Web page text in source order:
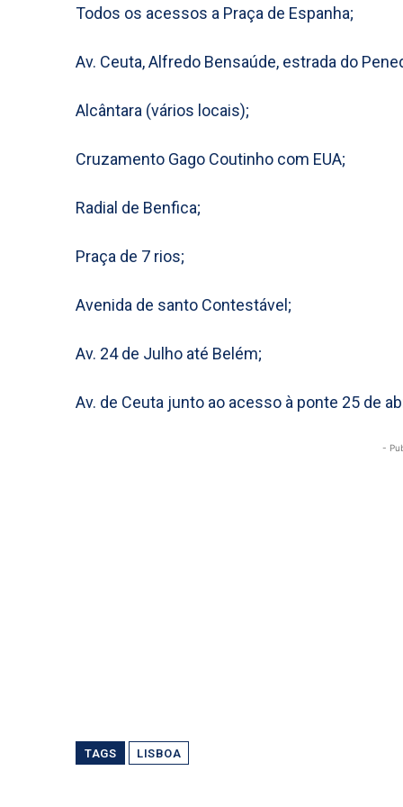
Todos os acessos a Praça de Espanha;
Av. Ceuta, Alfredo Bensaúde, estrada do
Alcântara (vários locais);
Cruzamento Gago Coutinho com EUA;
Radial de Benfica;
Praça de 7 rios;
Avenida de santo Contestável;
Av. 24 de Julho até Belém;
Av. de Ceuta junto ao acesso à ponte 25 de
-
TAGS LISBOA